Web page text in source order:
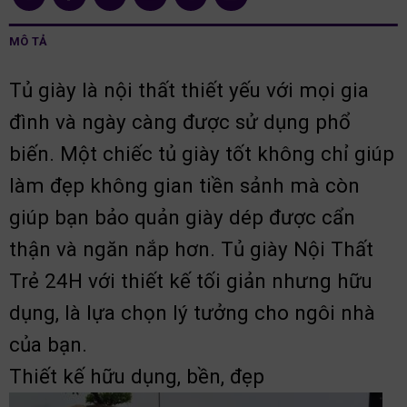
MÔ TẢ
Tủ giày là nội thất thiết yếu với mọi gia
đình và ngày càng được sử dụng phổ
biến. Một chiếc tủ giày tốt không chỉ giúp
làm đẹp không gian tiền sảnh mà còn
giúp bạn bảo quản giày dép được cẩn
thận và ngăn nắp hơn. Tủ giày Nội Thất
Trẻ 24H với thiết kế tối giản nhưng hữu
dụng, là lựa chọn lý tưởng cho ngôi nhà
của bạn.
Thiết kế hữu dụng, bền, đẹp